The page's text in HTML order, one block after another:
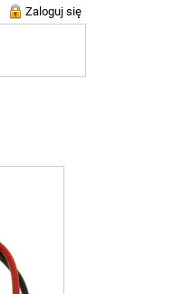
Zaloguj się